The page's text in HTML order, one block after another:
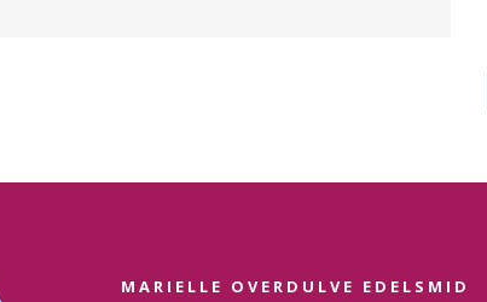
MARIELLE OVERDULVE EDELSMID